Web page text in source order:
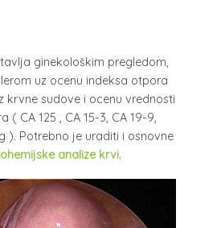
ginekološkim pregledom,
uz ocenu indeksa otpora
krvne sudove i ocenu vrednosti
( CA 125 , CA 15-3, CA 19-9,
). Potrebno je uraditi i osnovne
analize krvi.